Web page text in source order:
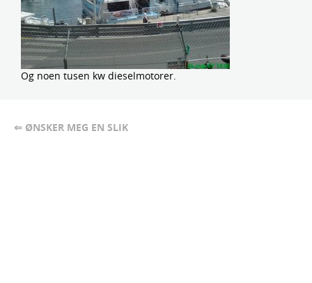
Og noen tusen kw dieselmotorer.
⇐ ØNSKER MEG EN SLIK